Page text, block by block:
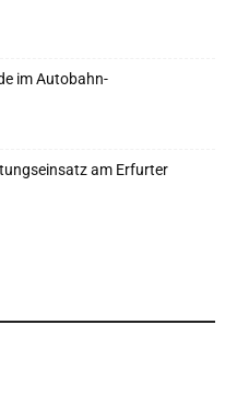
im Autobahn-
am Erfurter